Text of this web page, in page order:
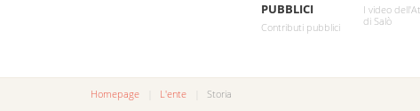
PUBBLICI
Contributi pubblici
I video
di Salò
Homepage L'ente Storia